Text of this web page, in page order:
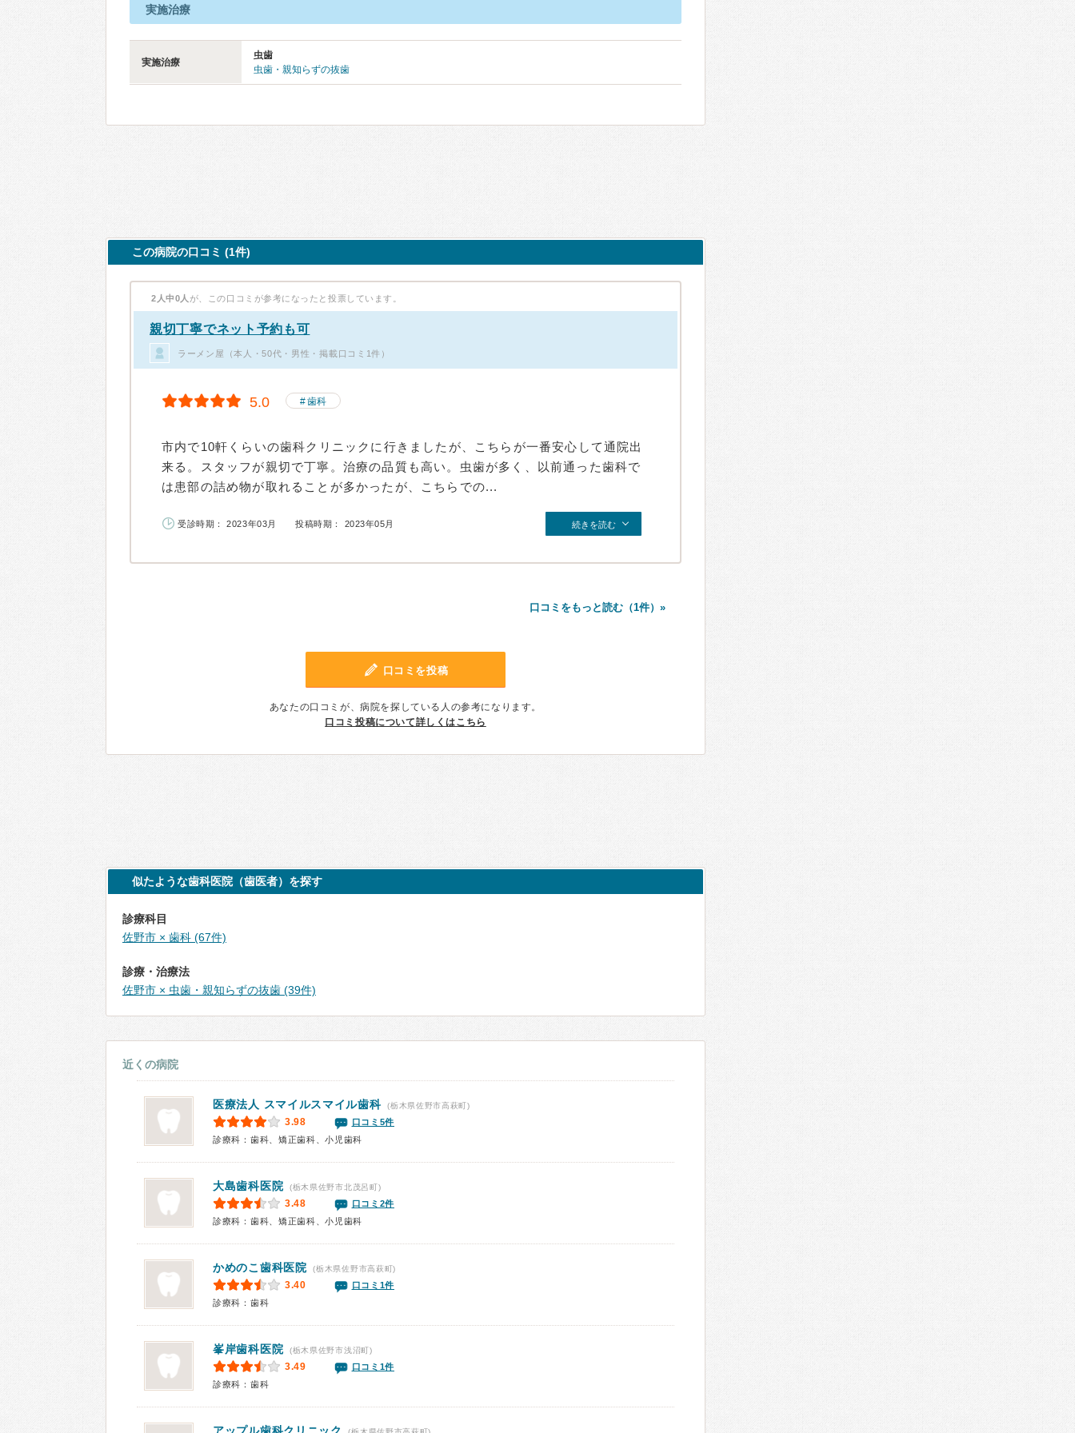
実施治療
実施治療
虫歯
虫歯・親知らずの抜歯
この病院の口コミ (1件)
2人中0人 が、この口コミが参考になったと投票しています。
親切丁寧でネット予約も可
ラーメン屋（本人・50代・男性・掲載口コミ1件）
5.0 歯科
市内で10軒くらいの歯科クリニックに行きましたが、こちらが一番安心して通院出
来る。スタッフが親切で丁寧。治療の品質も高い。虫歯が多く、以前通った歯科で
は患部の詰め物が取れることが多かったが、こちらでの...
受診時期： 2023年03月 投稿時期： 2023年05月 続きを読む
口コミをもっと読む（1件）»
口コミを投稿
あなたの口コミが、病院を探している人の参考になります。
口コミ投稿について詳しくはこちら
似たような歯科医院（歯医者）を探す
診療科目
佐野市 × 歯科 (67件)
診療・治療法
佐野市 × 虫歯・親知らずの抜歯 (39件)
近くの病院
医療法人 スマイルスマイル歯科 (栃木県佐野市高萩町)
3.98
口コミ5件
診療科：歯科、矯正歯科、小児歯科
大島歯科医院 (栃木県佐野市北茂呂町)
3.48
口コミ2件
診療科：歯科、矯正歯科、小児歯科
かめのこ歯科医院 (栃木県佐野市高萩町)
3.40
口コミ1件
診療科：歯科
峯岸歯科医院 (栃木県佐野市浅沼町)
3.49
口コミ1件
診療科：歯科